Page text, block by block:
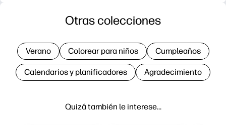
Quizá también le interese…
Otras colecciones
Verano Colorear para niños Cumpleaños
Calendarios y planificadores Agradecimiento